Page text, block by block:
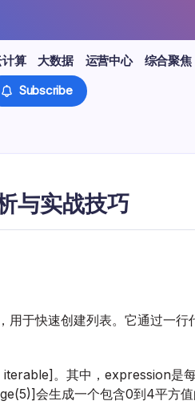
算 大数据 运营中心 综合聚焦
Subscribe
与实战技巧
于快速创建列表。它通过一行
。其中，expression是每
会生成一个包含0到4平方值